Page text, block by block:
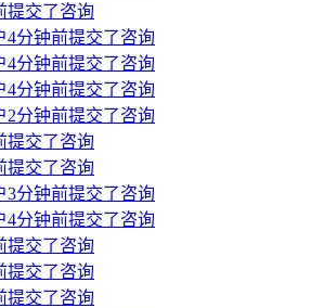
提交了咨询
4分钟前提交了咨询
4分钟前提交了咨询
4分钟前提交了咨询
2分钟前提交了咨询
提交了咨询
提交了咨询
3分钟前提交了咨询
4分钟前提交了咨询
提交了咨询
提交了咨询
提交了咨询